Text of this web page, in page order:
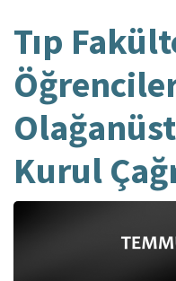
Tıp
Kurul